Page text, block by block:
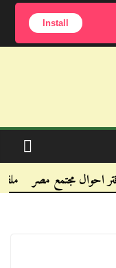
احوال مجتمع مصر
Install